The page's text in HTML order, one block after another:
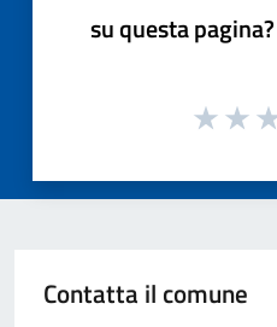
su questa pagina?
Contatta il comune